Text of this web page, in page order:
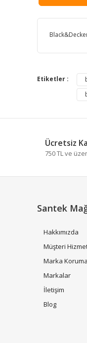
Görüş ve
Ürün
Ürün
Bu
Etiketler :
Ücretsiz
750 TL ve
Santek
Hakkımızda
Müşteri
Marka
Markalar
İletişim
Blog